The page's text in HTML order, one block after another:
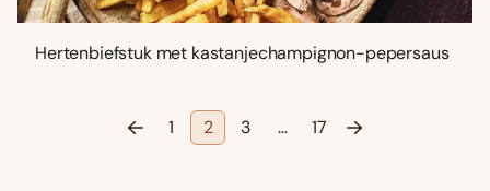
Hertenbiefstuk met kastanjechampignon-pepersaus
1 2 3 … 17